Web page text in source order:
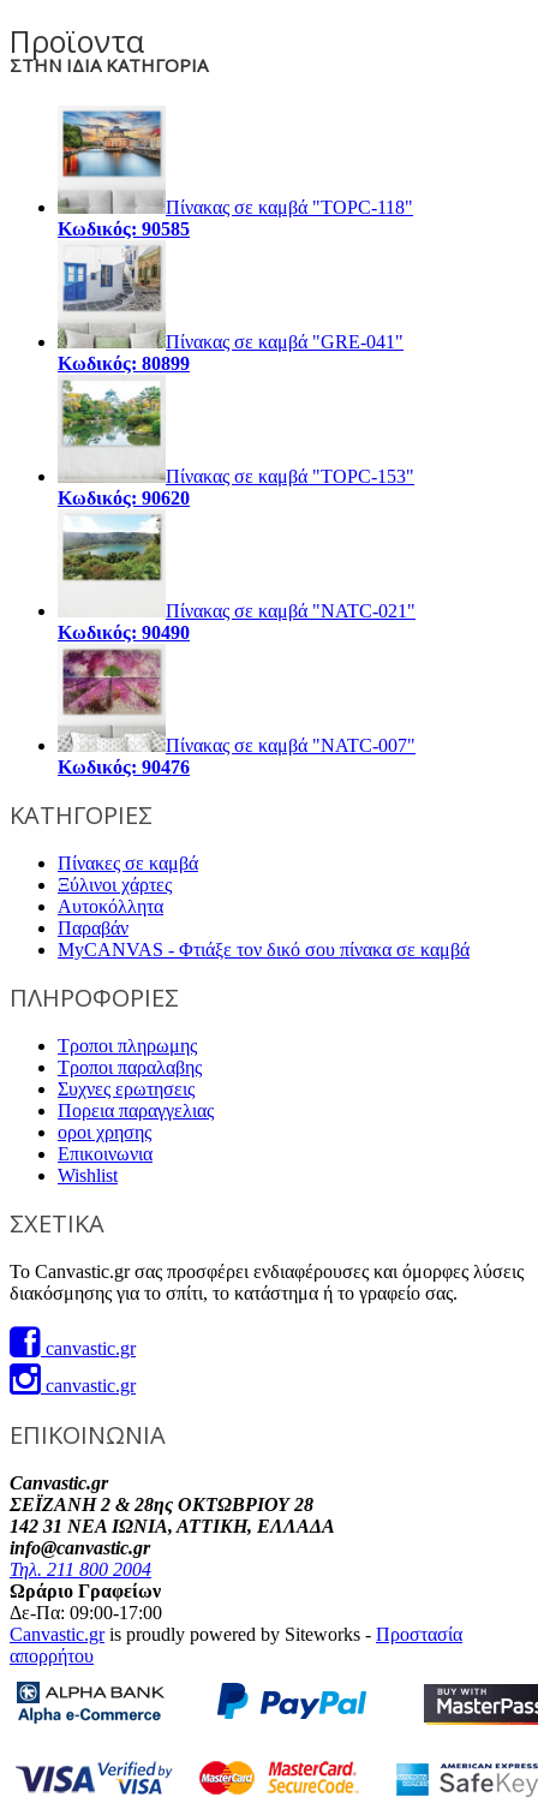
Προϊοντα
ΣΤΗΝ ΙΔΙΑ ΚΑΤΗΓΟΡΙΑ
Πίνακας σε καμβά "TOPC-118"
Κωδικός: 90585
Πίνακας σε καμβά "GRE-041"
Κωδικός: 80899
Πίνακας σε καμβά "TOPC-153"
Κωδικός: 90620
Πίνακας σε καμβά "NATC-021"
Κωδικός: 90490
Πίνακας σε καμβά "NATC-007"
Κωδικός: 90476
ΚΑΤΗΓΟΡΙΕΣ
Πίνακες σε καμβά
Ξύλινοι χάρτες
Αυτοκόλλητα
Παραβάν
MyCANVAS - Φτιάξε τον δικό σου πίνακα σε καμβά
ΠΛΗΡΟΦΟΡΙΕΣ
Τροποι πληρωμης
Τροποι παραλαβης
Συχνες ερωτησεις
Πορεια παραγγελιας
οροι χρησης
Επικοινωνια
Wishlist
ΣΧΕΤΙΚΑ
Το Canvastic.gr σας προσφέρει ενδιαφέρουσες και όμορφες λύσεις
διακόσμησης για το σπίτι, το κατάστημα ή το γραφείο σας.
canvastic.gr
canvastic.gr
ΕΠΙΚΟΙΝΩΝΙΑ
Canvastic.gr
ΣΕΪΖΑΝΗ 2 & 28ης ΟΚΤΩΒΡΙΟΥ 28
142 31 ΝΕΑ ΙΩΝΙΑ, ΑΤΤΙΚΗ, ΕΛΛΑΔΑ
info@canvastic.gr
Τηλ. 211 800 2004
Ωράριο Γραφείων
Δε-Πα: 09:00-17:00
Canvastic.gris proudly powered by Siteworks - Προστασία
απορρήτου